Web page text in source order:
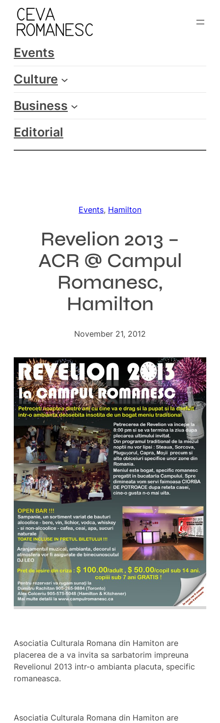
Skip
content
Events
Culture
Business
Editorial
Events, Hamilton
Revelion 2013 –
ACR @ Campul
Romanesc,
Hamilton
November 21, 2012
Asociatia Culturala Romana din Hamiton are
placerea de a va invita sa sarbatorim impreuna
Revelionul 2013 intr-o ambianta placuta, specific
romaneasca.
Asociatia Culturala Romana din Hamiton are